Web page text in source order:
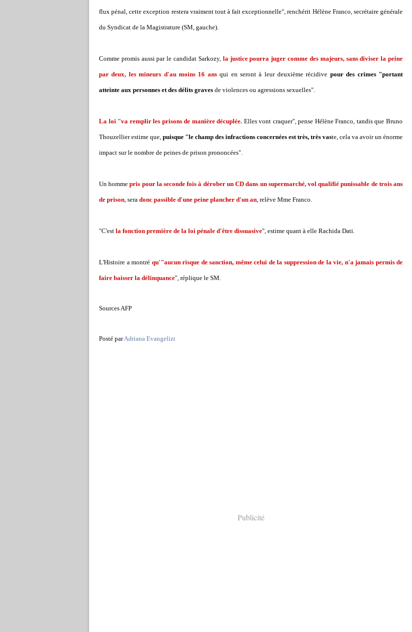
flux pénal, cette exception restera vraiment tout à fait exceptionnelle", renchérit Hélène Franco, secrétaire générale
du Syndicat de la Magistrature (SM, gauche).
Comme promis aussi par le candidat Sarkozy,la justice pourra juger comme des majeurs, sans diviser la peine
par deux, les mineurs d'au moins 16 ansqui en seront à leur deuxième récidive pour des crimes "portant
atteinte aux personnes et des délits graves de violences ou agressions sexuelles".
La loi "va remplir les prisons de manière décuplée. Elles vont craquer", pense Hélène Franco, tandis que Bruno
Thouzellier estime que, puisque "le champ des infractions concernées est très, très vaste, cela va avoir un énorme
impact sur le nombre de peines de prison prononcées".
Un hommepris pour la seconde fois à dérober un CD dans un supermarché, vol qualifié punissable de trois ans
de prison, sera donc passible d'une peine plancher d'un an, relève Mme Franco.
"C'est la fonction première de la loi pénale d'être dissuasive", estime quant à elle Rachida Dati.
L'Histoire a montré qu'"aucun risque de sanction, même celui de la suppression de la vie, n'a jamais permis de
faire baisser la délinquance", réplique le SM.
Sources AFP
Posté parAdriana Evangelizt
Publicité